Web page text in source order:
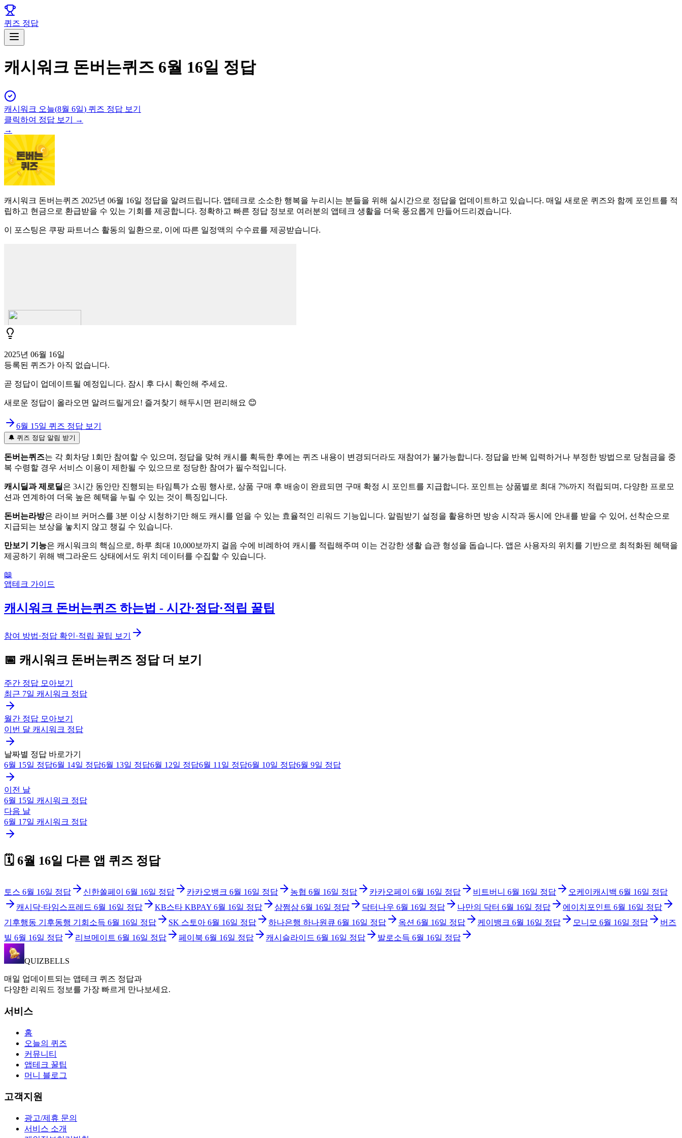
퀴즈 정답
캐시워크 돈버는퀴즈 6월 16일 정답
캐시워크 오늘(8월 6일) 퀴즈 정답 보기
클릭하여 정답 보기 →
→
캐시워크 돈버는퀴즈 2025년 06월 16일 정답을 알려드립니다. 앱테크로 소소한 행복을 누리시는 분들을 위해 실시간으로 정답을 업데이트하고 있습니다. 매일 새로운 퀴즈와 함께 포인트를 적
립하고 현금으로 환급받을 수 있는 기회를 제공합니다. 정확하고 빠른 정답 정보로 여러분의 앱테크 생활을 더욱 풍요롭게 만들어드리겠습니다.
이 포스팅은 쿠팡 파트너스 활동의 일환으로, 이에 따른 일정액의 수수료를 제공받습니다.
2025년 06월 16일
등록된 퀴즈가 아직 없습니다.
곧 정답이 업데이트될 예정입니다. 잠시 후 다시 확인해 주세요.
새로운 정답이 올라오면 알려드릴게요! 즐겨찾기 해두시면 편리해요 😊
6월 15일 퀴즈 정답 보기
🔔 퀴즈 정답 알림 받기
돈버는퀴즈는 각 회차당 1회만 참여할 수 있으며, 정답을 맞혀 캐시를 획득한 후에는 퀴즈 내용이 변경되더라도 재참여가 불가능합니다. 정답을 반복 입력하거나 부정한 방법으로 당첨금을 중
복 수령할 경우 서비스 이용이 제한될 수 있으므로 정당한 참여가 필수적입니다.
캐시딜과 제로딜 은 3시간 동안만 진행되는 타임특가 쇼핑 행사로, 상품 구매 후 배송이 완료되면 구매 확정 시 포인트를 지급합니다. 포인트는 상품별로 최대 7%까지 적립되며, 다양한 프로모
션과 연계하여 더욱 높은 혜택을 누릴 수 있는 것이 특징입니다.
돈버는라방은 라이브 커머스를 3분 이상 시청하기만 해도 캐시를 얻을 수 있는 효율적인 리워드 기능입니다. 알림받기 설정을 활용하면 방송 시작과 동시에 안내를 받을 수 있어, 선착순으로
지급되는 보상을 놓치지 않고 챙길 수 있습니다.
만보기 기능은 캐시워크의 핵심으로, 하루 최대 10,000보까지 걸음 수에 비례하여 캐시를 적립해주며 이는 건강한 생활 습관 형성을 돕습니다. 앱은 사용자의 위치를 기반으로 최적화된 혜택을
제공하기 위해 백그라운드 상태에서도 위치 데이터를 수집할 수 있습니다.
📖
앱테크 가이드
캐시워크 돈버는퀴즈 하는법 - 시간·정답·적립 꿀팁
참여 방법·정답 확인·적립 꿀팁 보기
📅 캐시워크 돈버는퀴즈 정답 더 보기
주간 정답 모아보기
최근 7일 캐시워크 정답
월간 정답 모아보기
이번 달 캐시워크 정답
날짜별 정답 바로가기
6월 15일 정답6월 14일 정답6월 13일 정답6월 12일 정답6월 11일 정답6월 10일 정답6월 9일 정답
이전 날
6월 15일 캐시워크 정답
다음 날
6월 17일 캐시워크 정답
🗓️ 6월 16일 다른 앱 퀴즈 정답
토스 6월 16일 정답 신한쏠페이 6월 16일 정답 카카오뱅크 6월 16일 정답 농협 6월 16일 정답 카카오페이 6월 16일 정답 비트버니 6월 16일 정답 오케이캐시백 6월 16일 정답
캐시닥·타임스프레드 6월 16일 정답 KB스타 KBPAY 6월 16일 정답 삼쩜삼 6월 16일 정답 닥터나우 6월 16일 정답 나만의 닥터 6월 16일 정답 에이치포인트 6월 16일 정답
기후행동 기후동행 기회소득 6월 16일 정답 SK 스토아 6월 16일 정답 하나은행 하나원큐 6월 16일 정답 옥션 6월 16일 정답 케이뱅크 6월 16일 정답 모니모 6월 16일 정답
버즈
빌 6월 16일 정답 리브메이트 6월 16일 정답 페이북 6월 16일 정답 캐시슬라이드 6월 16일 정답 발로소득 6월 16일 정답
QUIZBELLS
매일 업데이트되는 앱테크 퀴즈 정답과
다양한 리워드 정보를 가장 빠르게 만나보세요.
서비스
홈
오늘의 퀴즈
커뮤니티
앱테크 꿀팁
머니 블로그
고객지원
광고/제휴 문의
서비스 소개